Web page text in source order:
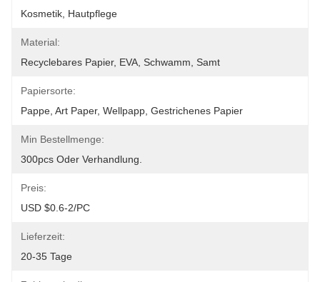
Kosmetik, Hautpflege
Material:
Recyclebares Papier, EVA, Schwamm, Samt
Papiersorte:
Pappe, Art Paper, Wellpapp, Gestrichenes Papier
Min Bestellmenge:
300pcs Oder Verhandlung.
Preis:
USD $0.6-2/PC
Lieferzeit:
20-35 Tage